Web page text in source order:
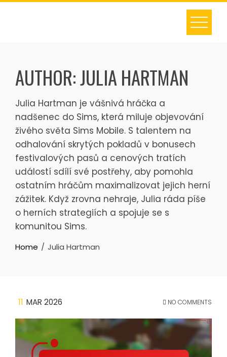
Skip
AUTHOR:JULIA HARTMAN
Julia Hartman je vášnivá hráčka a
nadšenec do Sims, která miluje objevování
živého světa Sims Mobile. S talentem na
odhalování skrytých pokladů v bonusech
festivalových pasů a cenových tratích
událostí sdílí své postřehy, aby pomohla
ostatním hráčům maximalizovat jejich herní
zážitek. Když zrovna nehraje, Julia ráda píše
o herních strategiích a spojuje se s
komunitou Sims.
Home Julia Hartman
11 MAR 2026 NO COMMENTS